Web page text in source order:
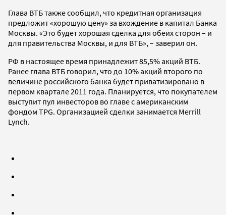
Глава ВТБ также сообщил, что кредитная организация
предложит «хорошую цену» за вхождение в капитал Банка
Москвы. «Это будет хорошая сделка для обеих сторон – и
для правительства Москвы, и для ВТБ», – заверил он.
РФ в настоящее время принадлежит 85,5% акций ВТБ.
Ранее глава ВТБ говорил, что до 10% акций второго по
величине российского банка будет приватизировано в
первом квартале 2011 года. Планируется, что покупателем
выступит пул инвесторов во главе с американским
фондом TPG. Организацией сделки занимается Merrill
Lynch.